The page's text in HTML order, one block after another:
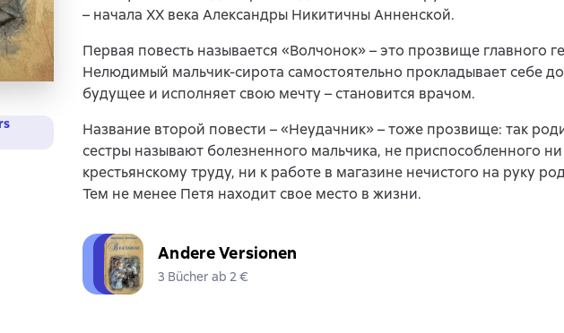
– начала ХХ века Александры Никитичны Анненской.
Первая повесть называется «Волчонок» – это прозвище главного
Нелюдимый мальчик-сирота самостоятельно прокладывает себе
будущее и исполняет свою мечту – становится врачом.
Название второй повести – «Неудачник» – тоже прозвище: так
сестры называют болезненного мальчика, не приспособленного
крестьянскому труду, ни к работе в магазине нечистого на руку
Тем не менее Петя находит свое место в жизни.
Andere Versionen
3 Bücher ab 2 €